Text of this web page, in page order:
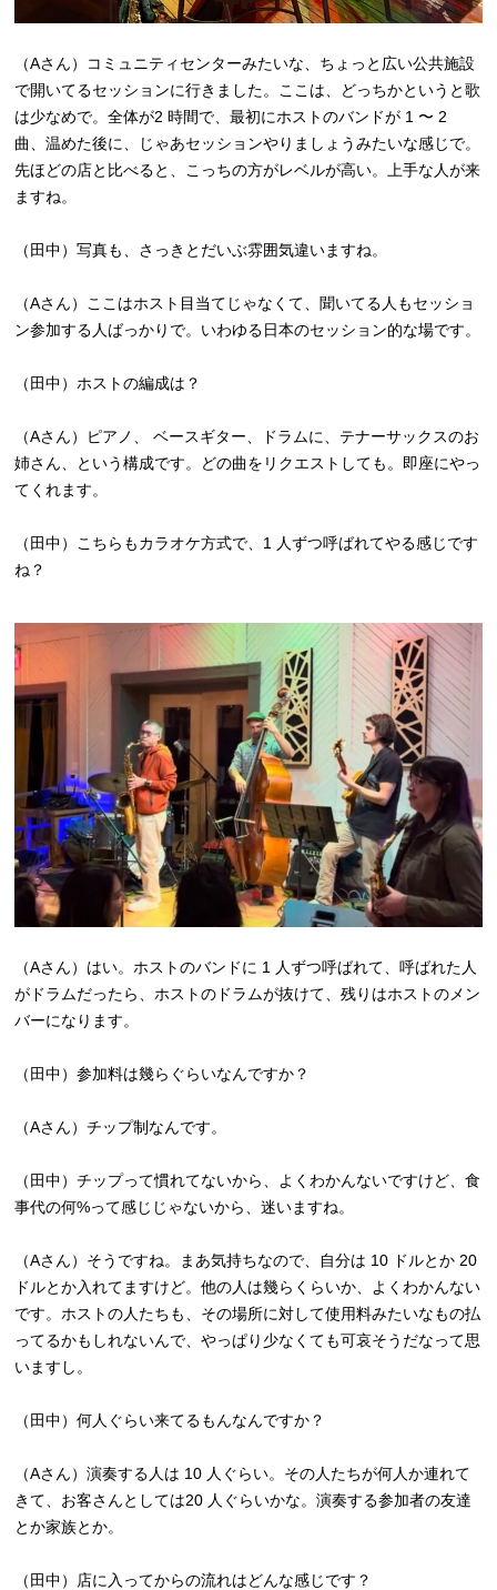
（Aさん）コミュニティセンターみたいな、ちょっと広い公共施設
で開いてるセッションに行きました。ここは、どっちかというと歌
は少なめで。全体が2 時間で、最初にホストのバンドが 1 〜 2
曲、温めた後に、じゃあセッションやりましょうみたいな感じで。
先ほどの店と比べると、こっちの方がレベルが高い。上手な人が来
ますね。
（田中）写真も、さっきとだいぶ雰囲気違いますね。
（Aさん）ここはホスト目当てじゃなくて、聞いてる人もセッショ
ン参加する人ばっかりで。いわゆる日本のセッション的な場です。
（田中）ホストの編成は？
（Aさん）ピアノ、 ベースギター、ドラムに、テナーサックスのお
姉さん、という構成です。どの曲をリクエストしても。即座にやっ
てくれます。
（田中）こちらもカラオケ方式で、1 人ずつ呼ばれてやる感じです
ね？
（Aさん）はい。ホストのバンドに 1 人ずつ呼ばれて、呼ばれた人
がドラムだったら、ホストのドラムが抜けて、残りはホストのメン
バーになります。
（田中）参加料は幾らぐらいなんですか？
（Aさん）チップ制なんです。
（田中）チップって慣れてないから、よくわかんないですけど、食
事代の何%って感じじゃないから、迷いますね。
（Aさん）そうですね。まあ気持ちなので、自分は 10 ドルとか 20
ドルとか入れてますけど。他の人は幾らくらいか、よくわかんない
です。ホストの人たちも、その場所に対して使用料みたいなもの払
ってるかもしれないんで、やっぱり少なくても可哀そうだなって思
いますし。
（田中）何人ぐらい来てるもんなんですか？
（Aさん）演奏する人は 10 人ぐらい。その人たちが何人か連れて
きて、お客さんとしては20 人ぐらいかな。演奏する参加者の友達
とか家族とか。
（田中）店に入ってからの流れはどんな感じです？